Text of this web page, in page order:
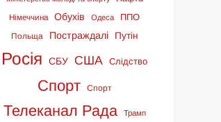
Німеччина Обухів Одеса ППО
Польща Постраждалі Путін
Росія СБУ США Слідство
Спорт Спорт
Телеканал Рада Трамп